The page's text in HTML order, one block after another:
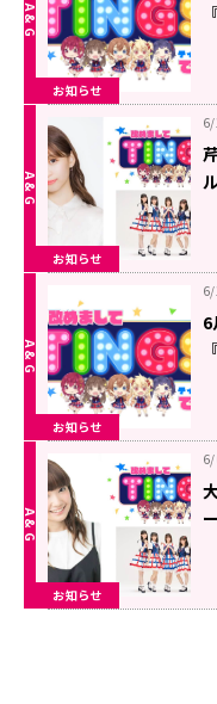
お知らせ
お知らせ
お知らせ
お知らせ